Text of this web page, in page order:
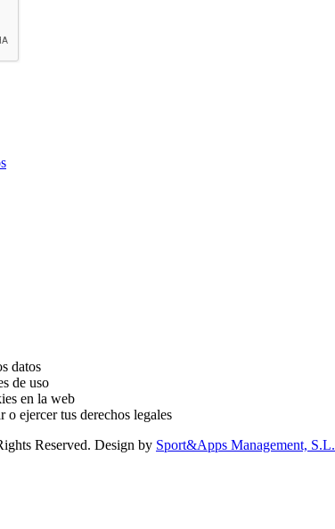
datos
de uso
en la web
ejercer tus derechos legales
Reserved. Design by Sport&Apps Management, S.L.